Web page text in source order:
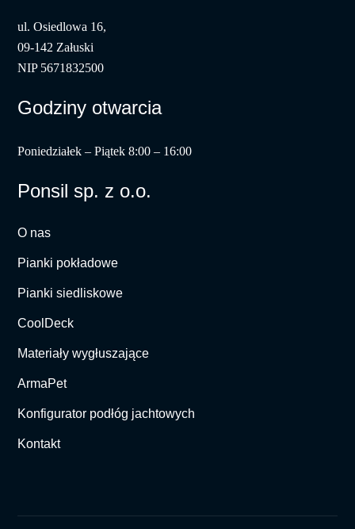
ul. Osiedlowa 16,
09-142 Załuski
NIP 5671832500
Godziny otwarcia
Poniedziałek – Piątek 8:00 – 16:00
Ponsil sp. z o.o.
O nas
Pianki pokładowe
Pianki siedliskowe
CoolDeck
Materiały wygłuszające
ArmaPet
Konfigurator podłóg jachtowych
Kontakt